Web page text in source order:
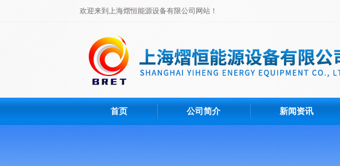
欢迎来到上海熠恒能源设备有限公司网站！
首页 公司简介 新闻资讯